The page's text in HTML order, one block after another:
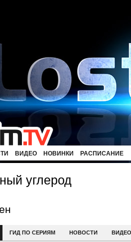
ВИДЕО НОВИНКИ РАСПИСАНИЕ
углерод
ГИД ПО СЕРИЯМ НОВОСТИ ВИДЕО